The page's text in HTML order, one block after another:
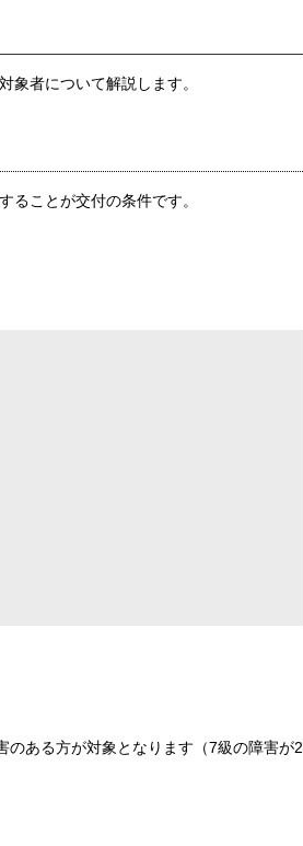
象者について解説します。
ることが交付の条件です。
ある方が対象となります（7級の障害が2